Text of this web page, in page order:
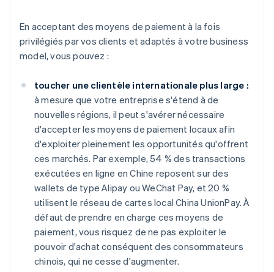
En acceptant des moyens de paiement à la fois
privilégiés par vos clients et adaptés à votre business
model, vous pouvez :
toucher une clientèle internationale plus large :
à mesure que votre entreprise s'étend à de
nouvelles régions, il peut s'avérer nécessaire
d'accepter les moyens de paiement locaux afin
d'exploiter pleinement les opportunités qu'offrent
ces marchés. Par exemple, 54 % des transactions
exécutées en ligne en Chine reposent sur des
wallets de type Alipay ou WeChat Pay, et 20 %
utilisent le réseau de cartes local China UnionPay. À
défaut de prendre en charge ces moyens de
paiement, vous risquez de ne pas exploiter le
pouvoir d'achat conséquent des consommateurs
chinois, qui ne cesse d'augmenter.